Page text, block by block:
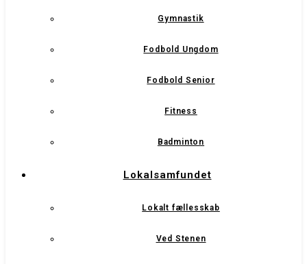
Gymnastik
Fodbold Ungdom
Fodbold Senior
Fitness
Badminton
Lokalsamfundet
Lokalt fællesskab
Ved Stenen